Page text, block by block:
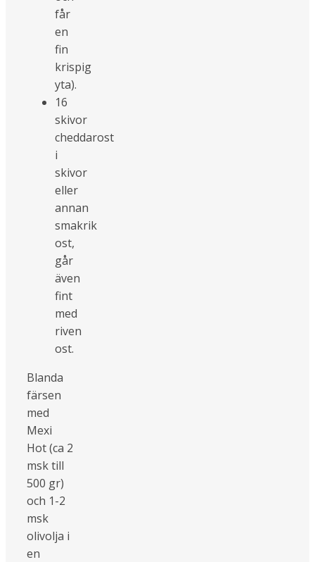
får
en
fin
krispig
yta).
16
skivor
cheddarost
i
skivor
eller
annan
smakrik
ost,
går
även
fint
med
riven
ost.
Blanda
färsen
med
Mexi
Hot (ca 2
msk till
500 gr)
och 1-2
msk
olivolja i
en